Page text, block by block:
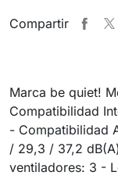
Compartir
Marca be quiet!
Compatibilidad
- Compatibilidad
/ 29,3 / 37,2
ventiladores: 3 -